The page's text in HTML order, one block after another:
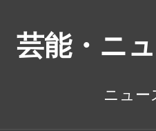
芸能・ニ
ニュー